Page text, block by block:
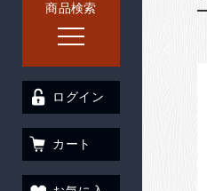
商品検索
ログイン
カート